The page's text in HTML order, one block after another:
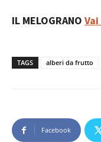
IL MELOGRANO
TAGS alberi da frutto
Facebook